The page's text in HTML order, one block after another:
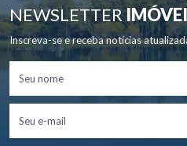
NEWSLETTER
Inscreva-se e receba notícias